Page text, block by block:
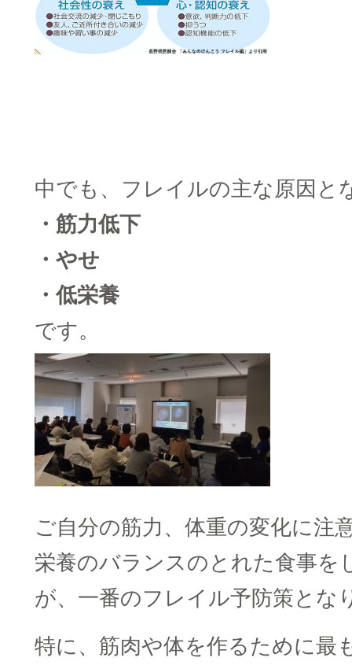
中でも、フレイルの主な原因と
・筋力低下
・やせ
・低栄養
です。
ご自分の筋力、体重の変化に注
栄養のバランスのとれた食事を
が、一番のフレイル予防策とな
特に、筋肉や体を作るために最